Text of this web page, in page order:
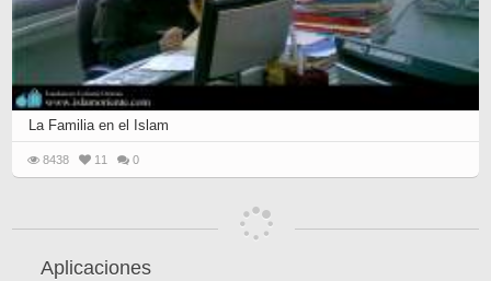
La Familia en el Islam
8438 11 0
Aplicaciones